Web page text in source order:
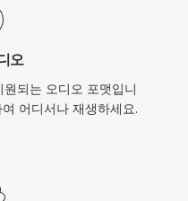
오
되는 오디오 포맷입니
어디서나 재생하세요.